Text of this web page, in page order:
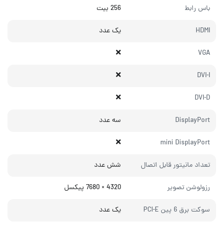
باس رابط 256 بیت
HDMI یک عدد
VGA
DVI-I
DVI-D
DisplayPort سه عدد
mini DisplayPort
تعداد مانیتور قابل اتصال شش عدد
رزولوشن تصویر 4320 × 7680 پیکسل
سوکت برق 6 پین PCI-E یک عدد